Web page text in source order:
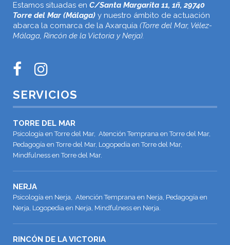
Estamos situadas en C/Santa Margarita 11, 1ñ, 29740
Torre del Mar (Málaga) y nuestro ámbito de actuación
abarca la comarca de la Axarquía (Torre del Mar, Vélez-
Málaga, Rincón de la Victoria y Nerja).
SERVICIOS
TORRE DEL MAR
Psicología en Torre del Mar, Atención Temprana en Torre del Mar,
Pedagogía en Torre del Mar, Logopedia en Torre del Mar,
Mindfulness en Torre del Mar.
NERJA
Psicología en Nerja, Atención Temprana en Nerja, Pedagogía en
Nerja, Logopedia en Nerja, Mindfulness en Nerja.
RINCÓN DE LA VICTORIA